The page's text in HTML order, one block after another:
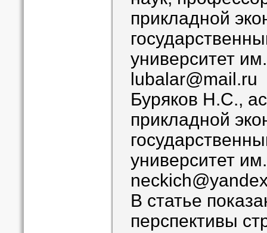
прикладной
университет
lubalar@mail.ru
Буряков Н.С.,
прикладной
университет
В статье
перспективы